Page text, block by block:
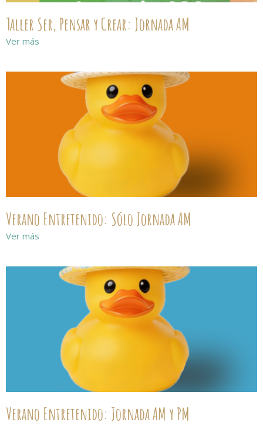
Taller Ser, Pensar y Crear: Jornada AM
Ver más
Verano Entretenido: Sólo Jornada AM
Ver más
Verano Entretenido: Jornada AM y PM